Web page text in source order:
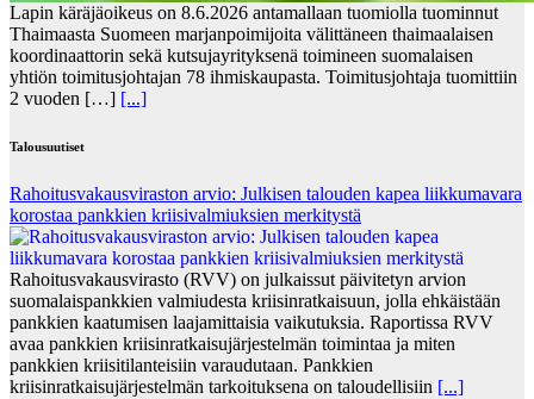
Lapin käräjäoikeus on 8.6.2026 antamallaan tuomiolla tuominnut
Thaimaasta Suomeen marjanpoimijoita välittäneen thaimaalaisen
koordinaattorin sekä kutsujayrityksenä toimineen suomalaisen
yhtiön toimitusjohtajan 78 ihmiskaupasta. Toimitusjohtaja tuomittiin
2 vuoden […] [...]
Talousuutiset
Rahoitusvakausviraston arvio: Julkisen talouden kapea liikkumavara
korostaa pankkien kriisivalmiuksien merkitystä
Rahoitusvakausvirasto (RVV) on julkaissut päivitetyn arvion
suomalaispankkien valmiudesta kriisinratkaisuun, jolla ehkäistään
pankkien kaatumisen laajamittaisia vaikutuksia. Raportissa RVV
avaa pankkien kriisinratkaisujärjestelmän toimintaa ja miten
pankkien kriisitilanteisiin varaudutaan. Pankkien
kriisinratkaisujärjestelmän tarkoituksena on taloudellisiin [...]